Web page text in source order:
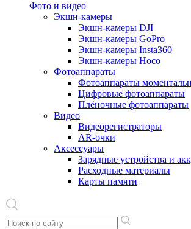
Фото и видео
Экшн-камеры
Экшн-камеры DJI
Экшн-камеры GoPro
Экшн-камеры Insta360
Экшн-камеры Hoco
Фотоаппараты
Фотоаппараты
Цифровые фотоаппараты
Плёночные фотоаппараты
Видео
Видеорегистраторы
AR-очки
Аксессуары
Зарядные устройства и
Расходные материалы
Карты памяти